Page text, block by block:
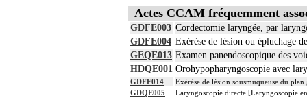
6
- décision de l'indication et choix de la
- pose et ablation des canules
- choix du niveau d'hypothermie
- choix du débit de CEC
- décision d'arrêt circulatoire
- définition des protocoles de
- décision de cardioplégie
- décision d'assistance circulatoire.
6
Les actes sur le thorax, par
Actes CCAM fréquemment
GDFE003 Cordectomie laryngée, par
GDFE004 Exérèse de lésion ou épluchage
GEQE013 Examen panendoscopique des
HDQE001 Orohypopharyngoscopie avec
GDFE014
Exérèse de lésion sousmuqueuse du
GDQE005
Laryngoscopie directe [Laryngoscopie